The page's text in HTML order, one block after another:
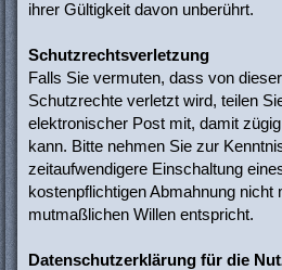
ihrer Gültigkeit davon unberührt.
Schutzrechtsverletzung
Falls Sie vermuten, dass von
Schutzrechte verletzt wird, teilen
elektronischer Post mit, damit
kann. Bitte nehmen Sie zur
zeitaufwendigere Einschaltung
kostenpflichtigen Abmahnung nicht
mutmaßlichen Willen entspricht.
Datenschutzerklärung für die